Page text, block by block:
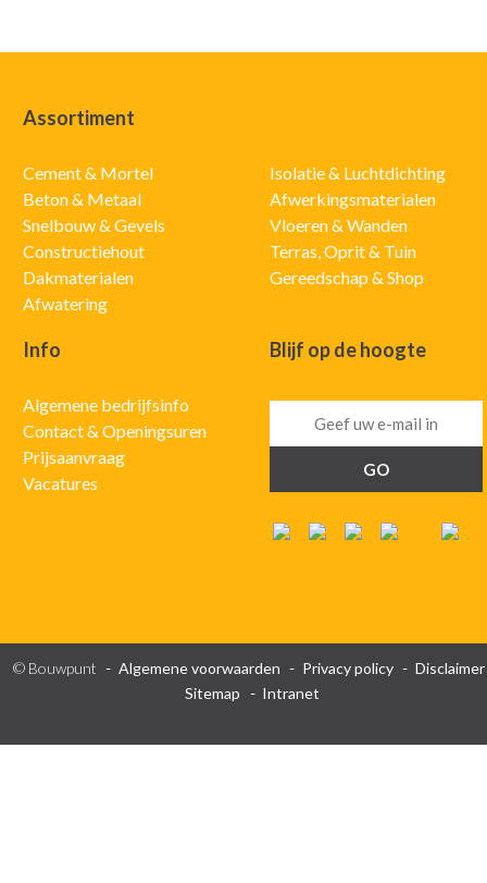
Assortiment
Cement & Mortel
Beton & Metaal
Snelbouw & Gevels
Constructiehout
Dakmaterialen
Afwatering
Isolatie & Luchtdichting
Afwerkingsmaterialen
Vloeren & Wanden
Terras, Oprit & Tuin
Gereedschap & Shop
Info
Algemene bedrijfsinfo
Contact & Openingsuren
Prijsaanvraag
Vacatures
Blijf op de hoogte
© Bouwpunt Algemene voorwaarden Privacy policy
Disclaimer
Sitemap
Intranet